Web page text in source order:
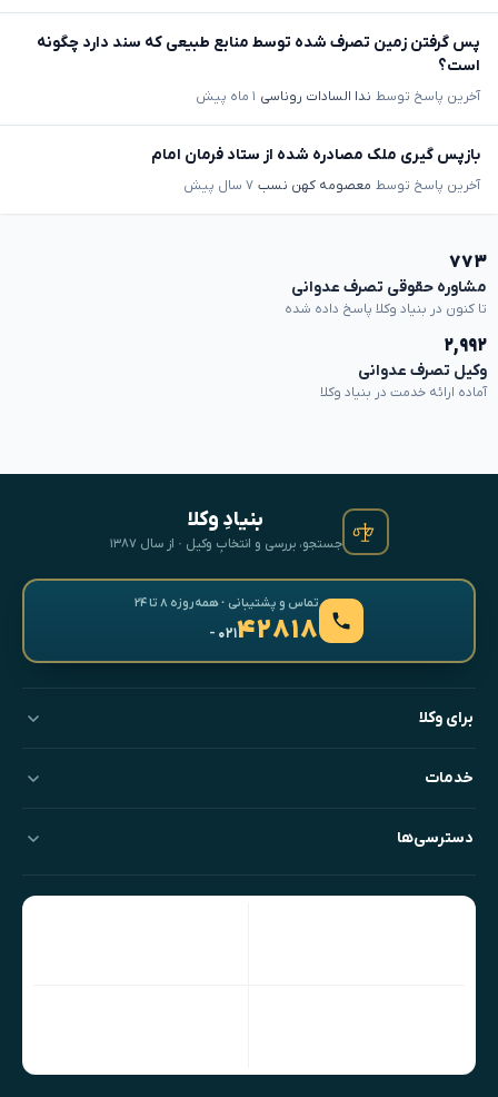
پس گرفتن زمین تصرف شده توسط منابع طبیعی که سند دارد چگونه
است؟
آخرین پاسخ توسط ندا السادات روناسی ۱ ماه پیش
بازپس گیری ملک مصادره شده از ستاد فرمان امام
آخرین پاسخ توسط معصومه کهن نسب ۷ سال پیش
۷۷۳
مشاوره حقوقی تصرف عدوانی
تا کنون در بنیاد وکلا پاسخ داده شده
۲,۹۹۲
وکیل تصرف عدوانی
آماده ارائه خدمت در بنیاد وکلا
بنیادِ وکلا
جستجو، بررسی و انتخابِ وکیل · از سال ۱۳۸۷
تماس و پشتیبانی · همه‌روزه ۸ تا ۲۴
۴۲۸۱۸- ۰۲۱
برای وکلا
خدمات
دسترسی‌ها